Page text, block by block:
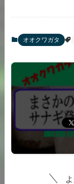
オオクワガタ